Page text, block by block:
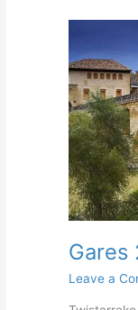
Gares
Leave a
2015